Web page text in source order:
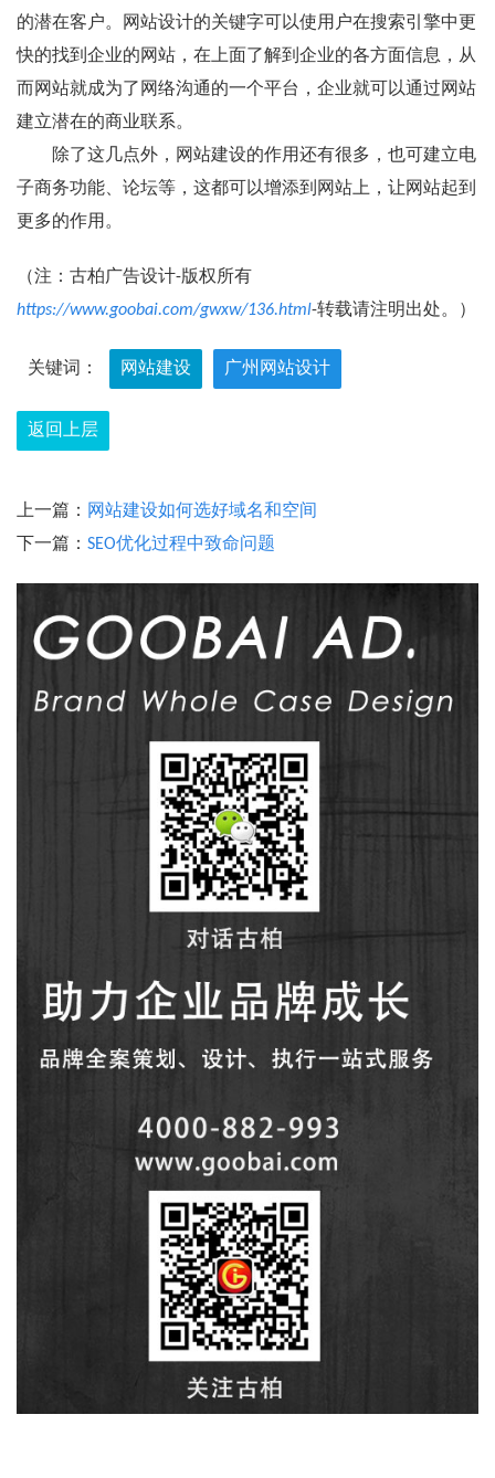
的潜在客户。网站设计的关键字可以使用户在搜索引擎中更
快的找到企业的网站，在上面了解到企业的各方面信息，从
而网站就成为了网络沟通的一个平台，企业就可以通过网站
建立潜在的商业联系。
除了这几点外，网站建设的作用还有很多，也可建立电
子商务功能、论坛等，这都可以增添到网站上，让网站起到
更多的作用。
（注：古柏广告设计-版权所有
https://www.goobai.com/gwxw/136.html-转载请注明出处。）
关键词： 网站建设 广州网站设计
返回上层
上一篇： 网站建设如何选好域名和空间
下一篇： SEO优化过程中致命问题